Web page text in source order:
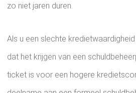
zo niet jaren duren.
Als u een slechte
dat het krijgen van een
ticket is voor een hogere